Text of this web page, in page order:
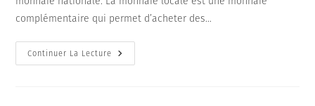
complémentaire qui permet d’acheter des…
Continuer La Lecture
Les
Monnaies